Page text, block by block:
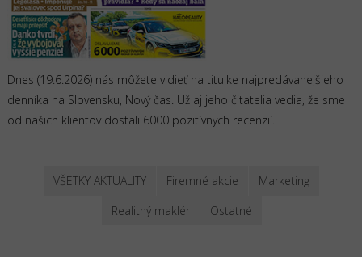
Dnes (19.6.2026) nás môžete vidieť na titulke najpredávanejšieho
denníka na Slovensku, Nový čas. Už aj jeho čitatelia vedia, že sme
od našich klientov dostali 6000 pozitívnych recenzií.
VŠETKY AKTUALITY Firemné akcie
Marketing
Realitný maklér
Ostatné